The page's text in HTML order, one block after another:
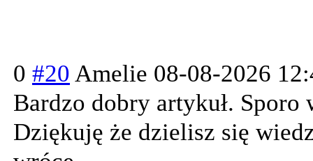
0 #20 Amelie 08-08-2026
Bardzo dobry artykuł.
Dziękuję że dzielisz się